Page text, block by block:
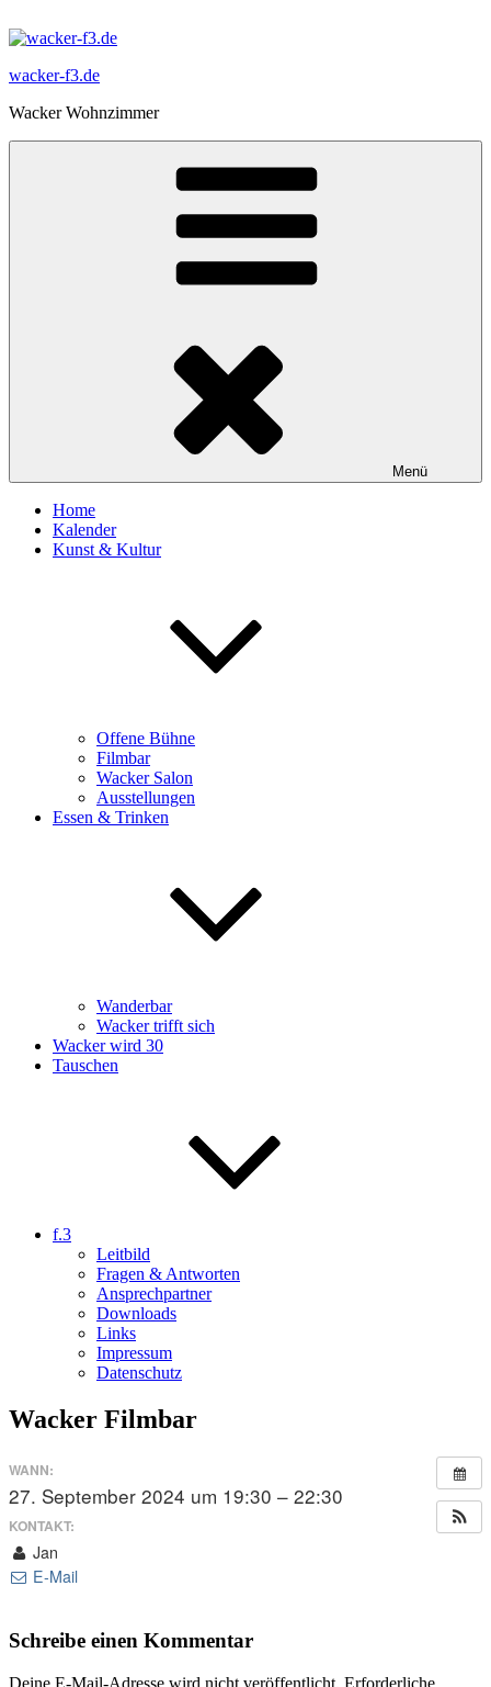
Inhalt
wacker-f3.de
Wacker Wohnzimmer
Menü
Home
Kalender
Kunst & Kultur
Offene Bühne
Filmbar
Wacker Salon
Ausstellungen
Essen & Trinken
Wanderbar
Wacker trifft sich
Wacker wird 30
Tauschen
f.3
Leitbild
Fragen & Antworten
Ansprechpartner
Downloads
Links
Impressum
Datenschutz
Wacker Filmbar
WANN:
27. September 2024 um 19:30 – 22:30
KONTAKT:
Jan
E-Mail
Schreibe einen Kommentar
Deine E-Mail-Adresse wird nicht veröffentlicht. Erforderliche